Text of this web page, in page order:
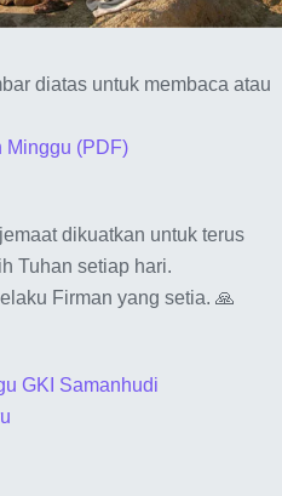
diatas untuk membaca atau
Minggu (PDF)
dikuatkan untuk terus
Tuhan setiap hari.
Firman yang setia. 🙏
GKI Samanhudi